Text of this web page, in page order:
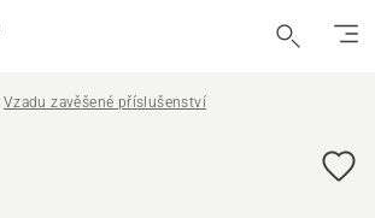
Vzadu zavěšené příslušenství